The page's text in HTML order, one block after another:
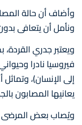
وأضاف أن حالة
ونأمل أن يتعافى
ويعتبر جدري
فيروسيا نادرا
إلى الإنسان)،
يعانيها المصابون
ويُصاب بعض المرضى